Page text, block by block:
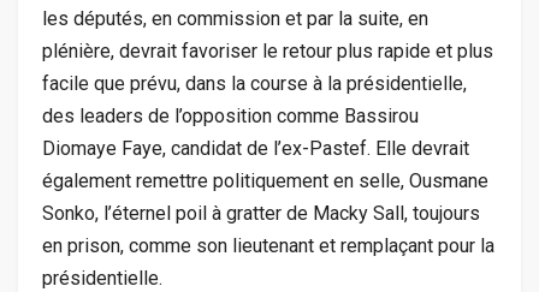
les députés, en commission et par la suite, en
plénière, devrait favoriser le retour plus rapide et plus
facile que prévu, dans la course à la présidentielle,
des leaders de l’opposition comme Bassirou
Diomaye Faye, candidat de l’ex-Pastef. Elle devrait
également remettre politiquement en selle, Ousmane
Sonko, l’éternel poil à gratter de Macky Sall, toujours
en prison, comme son lieutenant et remplaçant pour la
présidentielle.